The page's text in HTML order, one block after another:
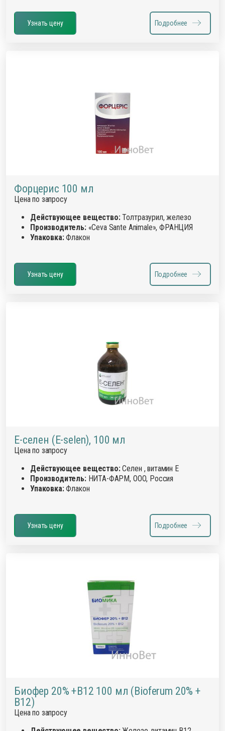
Узнать цену Подробнее
Форцерис 100 мл
Цена по запросу
Действующее вещество:Толтразурил, железо
Производитель:«Ceva Sante Animale», ФРАНЦИЯ
Упаковка:Флакон
Узнать цену Подробнее
Е-селен (E-selen), 100 мл
Цена по запросу
Действующее вещество:Селен , витамин Е
Производитель:НИТА-ФАРМ, ООО, Россия
Упаковка:Флакон
Узнать цену Подробнее
Биофер 20% +B12 100 мл (Bioferum 20% +
B12)
Цена по запросу